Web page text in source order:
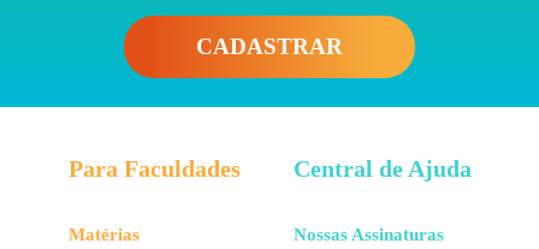
CADASTRAR
Para Faculdades
Matérias
Central de Ajuda
Nossas Assinaturas